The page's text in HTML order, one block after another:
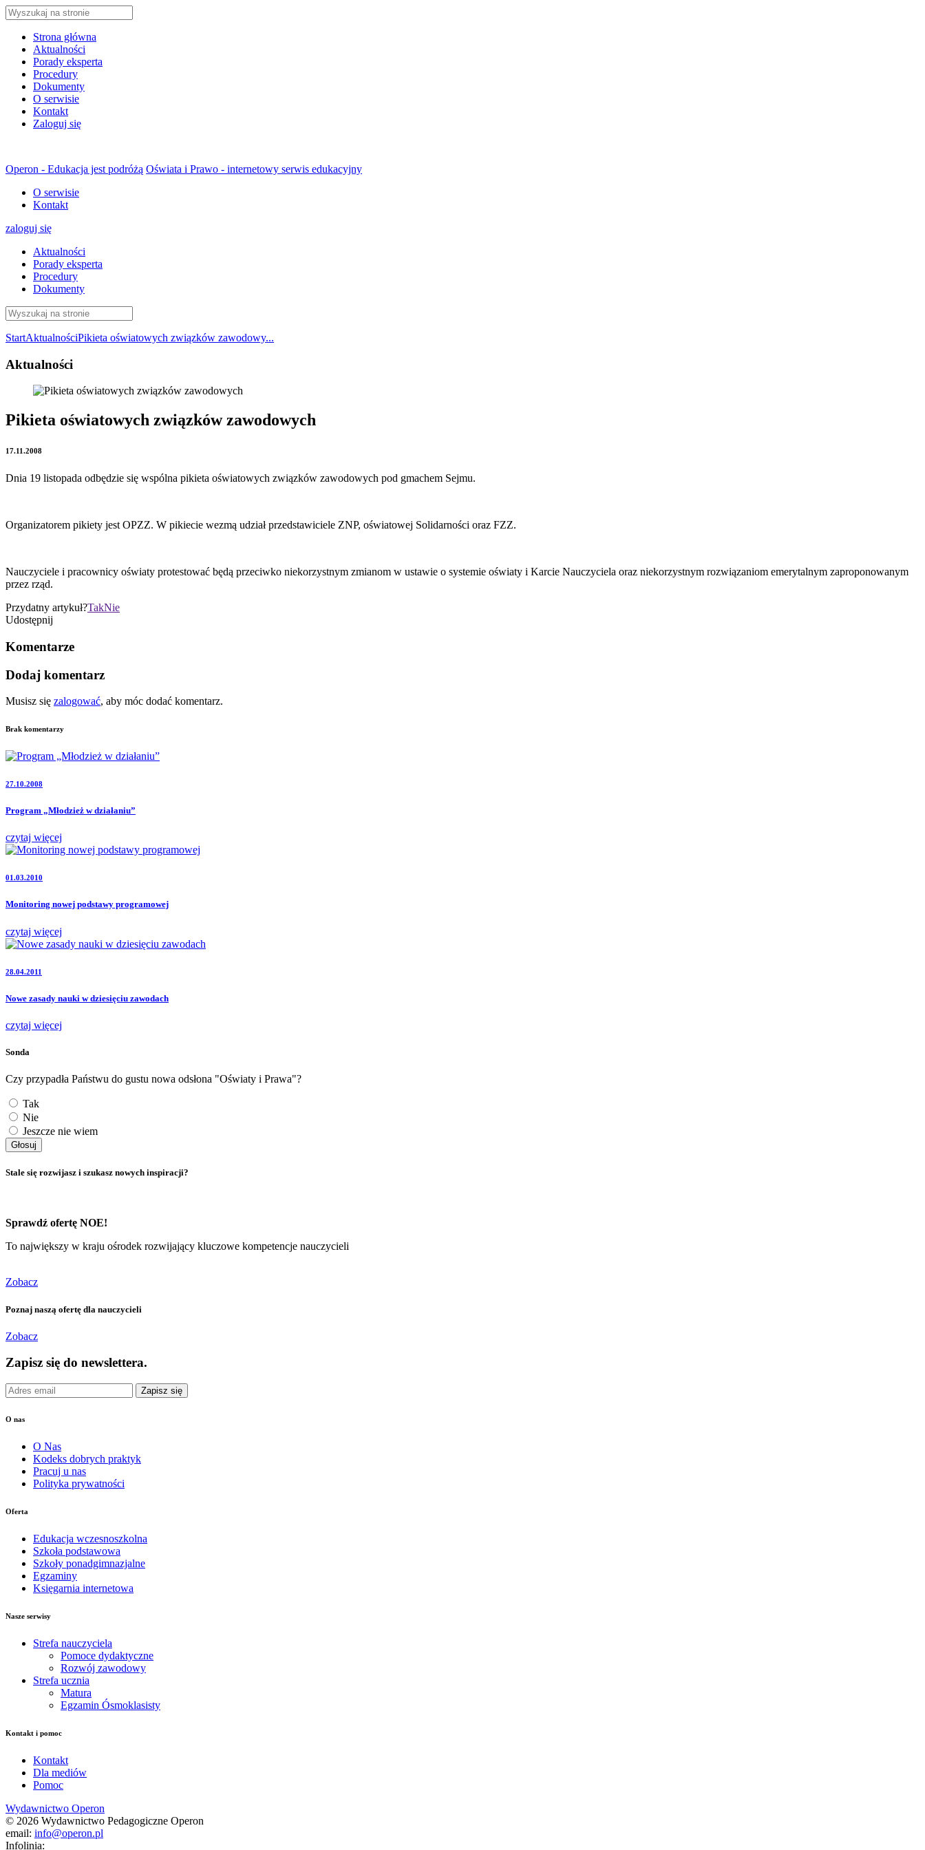
Strona główna
Aktualności
Porady eksperta
Procedury
Dokumenty
O serwisie
Kontakt
Zaloguj się
Operon - Edukacja jest podróżą Oświata i Prawo - internetowy serwis edukacyjny
O serwisie
Kontakt
zaloguj się
Aktualności
Porady eksperta
Procedury
Dokumenty
StartAktualnościPikieta oświatowych związków zawodowy...
Aktualności
Pikieta oświatowych związków zawodowych
17.11.2008
Dnia 19 listopada odbędzie się wspólna pikieta oświatowych związków zawodowych pod gmachem Sejmu.
Organizatorem pikiety jest OPZZ. W pikiecie wezmą udział przedstawiciele ZNP, oświatowej Solidarności oraz FZZ.
Nauczyciele i pracownicy oświaty protestować będą przeciwko niekorzystnym zmianom w ustawie o systemie oświaty i Karcie Nauczyciela oraz niekorzystnym rozwiązaniom emerytalnym zaproponowanym
przez rząd.
Przydatny artykuł?TakNie
Udostępnij
Komentarze
Dodaj komentarz
Musisz się zalogować, aby móc dodać komentarz.
Brak komentarzy
27.10.2008
Program „Młodzież w działaniu”
czytaj więcej
01.03.2010
Monitoring nowej podstawy programowej
czytaj więcej
28.04.2011
Nowe zasady nauki w dziesięciu zawodach
czytaj więcej
Sonda
Czy przypadła Państwu do gustu nowa odsłona "Oświaty i Prawa"?
Tak
Nie
Jeszcze nie wiem
Głosuj
Stale się rozwijasz i szukasz nowych inspiracji?
Sprawdź ofertę NOE!
To największy w kraju ośrodek rozwijający kluczowe kompetencje nauczycieli
Zobacz
Poznaj naszą ofertę dla nauczycieli
Zobacz
Zapisz się do newslettera.
Zapisz się
O nas
O Nas
Kodeks dobrych praktyk
Pracuj u nas
Polityka prywatności
Oferta
Edukacja wczesnoszkolna
Szkoła podstawowa
Szkoły ponadgimnazjalne
Egzaminy
Księgarnia internetowa
Nasze serwisy
Strefa nauczyciela
Pomoce dydaktyczne
Rozwój zawodowy
Strefa ucznia
Matura
Egzamin Ósmoklasisty
Kontakt i pomoc
Kontakt
Dla mediów
Pomoc
Wydawnictwo Operon
© 2026 Wydawnictwo Pedagogiczne Operon
email: info@operon.pl
Infolinia: